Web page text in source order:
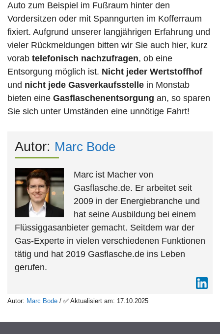
Auto zum Beispiel im Fußraum hinter den
Vordersitzen oder mit Spanngurten im Kofferraum
fixiert. Aufgrund unserer langjährigen Erfahrung und
vieler Rückmeldungen bitten wir Sie auch hier, kurz
vorab telefonisch nachzufragen, ob eine
Entsorgung möglich ist. Nicht jeder Wertstoffhof
und nicht jede Gasverkaufsstelle in Monstab
bieten eine Gasflaschenentsorgung an, so sparen
Sie sich unter Umständen eine unnötige Fahrt!
Autor: Marc Bode
Marc ist Macher von
Gasflasche.de. Er arbeitet seit
2009 in der Energiebranche und
hat seine Ausbildung bei einem
Flüssiggasanbieter gemacht. Seitdem war der
Gas-Experte in vielen verschiedenen Funktionen
tätig und hat 2019 Gasflasche.de ins Leben
gerufen.
Autor: Marc Bode / ✅ Aktualisiert am: 17.10.2025